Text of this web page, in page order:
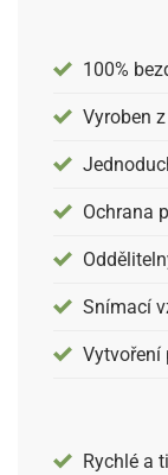
100%
Vyroben
Ochrana
Snímací
Vytvoření
Rychlé a